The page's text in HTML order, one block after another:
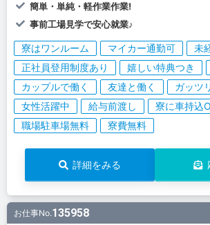
簡単・単純・軽作業作業!
事前工場見学で安心就業♪
寮はワンルーム マイカー通勤可
未
正社員登用制度あり
嬉しい特典つき
カップルで働く
友達と働く
ガッツ
女性活躍中
給与前渡し
寮に車持込
職場駐車場無料
寮費無料
詳細をみる
お仕事No.135958